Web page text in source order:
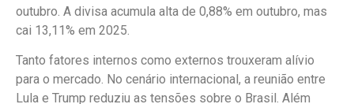
outubro. A divisa acumula alta de 0,88% em outubro, mas
cai 13,11% em 2025.
Tanto fatores internos como externos trouxeram alívio
para o mercado. No cenário internacional, a reunião entre
Lula e Trump reduziu as tensões sobre o Brasil. Além